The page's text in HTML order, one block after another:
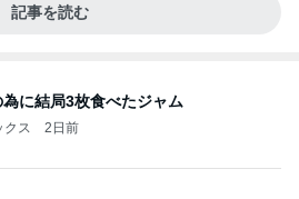
記事を読む
に結局3枚食べたジャム
クス 2日前